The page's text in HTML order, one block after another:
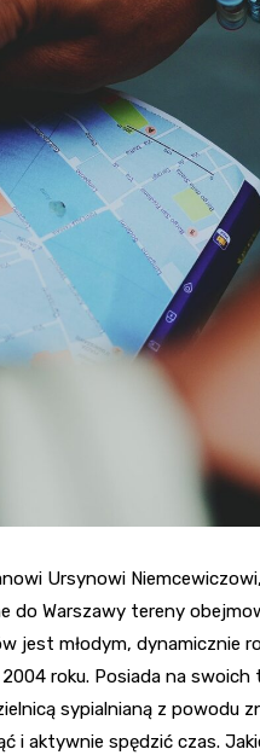
Ursynowi
do Warszawy tereny
jest młodym, dynamicznie
roku. Posiada na
sypialnianą z powodu
i aktywnie spędzić czas.